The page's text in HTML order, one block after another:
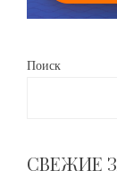
Поиск
СВЕЖИЕ